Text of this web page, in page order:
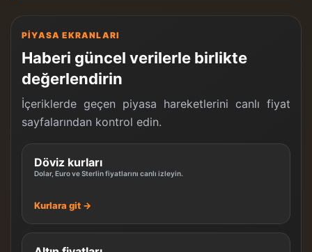
PIYASA EKRANLARI
Haberi güncel verilerle birlikte
değerlendirin
İçeriklerde geçen piyasa hareketlerini canlı fiyat
sayfalarından kontrol edin.
Döviz kurları
Dolar, Euro ve Sterlin fiyatlarını canlı izleyin.
Kurlara git →